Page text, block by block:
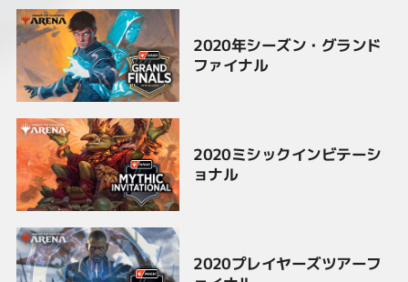
2020年シーズン・グランド
ファイナル
2020ミシックインビテーシ
ョナル
2020プレイヤーズツアーフ